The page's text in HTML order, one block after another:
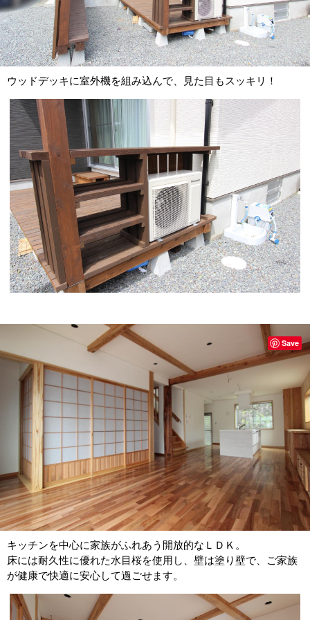
ウッドデッキに室外機を組み込んで、見た目もスッキリ！
キッチンを中心に家族がふれあう開放的なＬＤＫ。
床には耐久性に優れた水目桜を使用し、壁は塗り壁で、ご家族
が健康で快適に安心して過ごせます。
Save